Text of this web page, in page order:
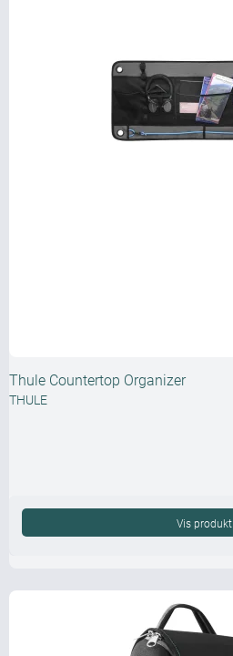
Thule Countertop Organizer
THULE
Vis produkt